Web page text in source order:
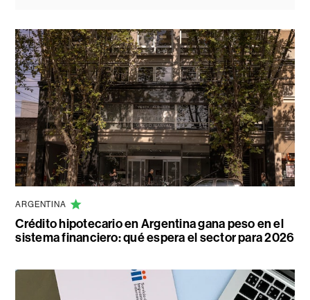
ARGENTINA
Crédito hipotecario en Argentina gana peso en el
sistema financiero: qué espera el sector para 2026